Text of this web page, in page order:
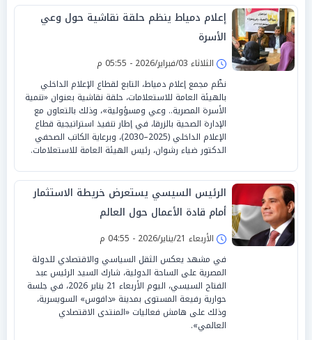
إعلام دمياط ينظم حلقة نقاشية حول وعي
الأسرة
الثلاثاء 03/فبراير/2026 - 05:55 م
نظّم مجمع إعلام دمياط، التابع لقطاع الإعلام الداخلي
بالهيئة العامة للاستعلامات، حلقة نقاشية بعنوان «تنمية
الأسرة المصرية.. وعي ومسؤولية»، وذلك بالتعاون مع
الإدارة الصحية بالزرقا، في إطار تنفيذ استراتيجية قطاع
الإعلام الداخلي (2025–2030)، وبرعاية الكاتب الصحفي
الدكتور ضياء رشوان، رئيس الهيئة العامة للاستعلامات.
الرئيس السيسي يستعرض خريطة الاستثمار
أمام قادة الأعمال حول العالم
الأربعاء 21/يناير/2026 - 04:55 م
في مشهد يعكس الثقل السياسي والاقتصادي للدولة
المصرية على الساحة الدولية، شارك السيد الرئيس عبد
الفتاح السيسي، اليوم الأربعاء 21 يناير 2026، في جلسة
حوارية رفيعة المستوى بمدينة «دافوس» السويسرية،
وذلك على هامش فعاليات «المنتدى الاقتصادي
العالمي».